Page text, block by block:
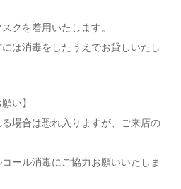
クを着用いたします。
は消毒をしたうえでお貸しいたし
い】
場合は恐れ入りますが、ご来店の
ール消毒にご協力お願いいたしま